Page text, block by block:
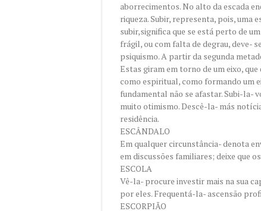
aborrecimentos. No alto da escada
riqueza. Subir, representa, pois, uma
subir,significa que se está perto de
frágil, ou com falta de degrau, deve-
psiquismo. A partir da segunda
Estas giram em torno de um eixo,
como espiritual, como formando um
fundamental não se afastar. Subi-la-
muito otimismo. Descê-la- más
residência.
ESCÂNDALO
Em qualquer circunstância- denota
em discussões familiares; deixe que
ESCOLA
Vê-la- procure investir mais na sua
por eles. Frequentá-la- ascensão
ESCORPIÃO